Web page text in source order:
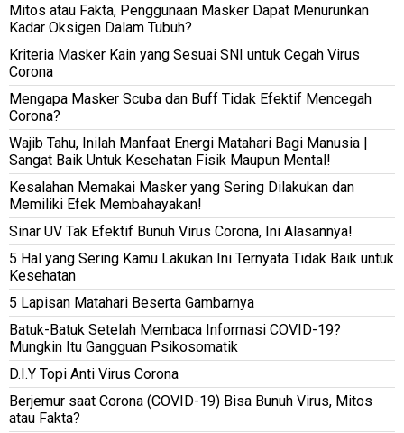
Mitos atau Fakta, Penggunaan Masker Dapat Menurunkan
Kadar Oksigen Dalam Tubuh?
Kriteria Masker Kain yang Sesuai SNI untuk Cegah Virus
Corona
Mengapa Masker Scuba dan Buff Tidak Efektif Mencegah
Corona?
Wajib Tahu, Inilah Manfaat Energi Matahari Bagi Manusia |
Sangat Baik Untuk Kesehatan Fisik Maupun Mental!
Kesalahan Memakai Masker yang Sering Dilakukan dan
Memiliki Efek Membahayakan!
Sinar UV Tak Efektif Bunuh Virus Corona, Ini Alasannya!
5 Hal yang Sering Kamu Lakukan Ini Ternyata Tidak Baik untuk
Kesehatan
5 Lapisan Matahari Beserta Gambarnya
Batuk-Batuk Setelah Membaca Informasi COVID-19?
Mungkin Itu Gangguan Psikosomatik
D.I.Y Topi Anti Virus Corona
Berjemur saat Corona (COVID-19) Bisa Bunuh Virus, Mitos
atau Fakta?